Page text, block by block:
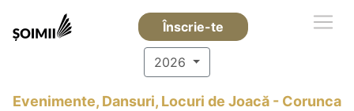
Înscrie-te
2026
Evenimente, Dansuri, Locuri de Joacă - Corunca